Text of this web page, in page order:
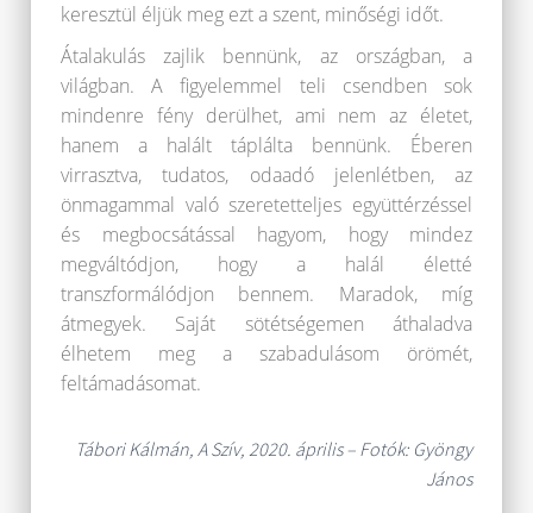
keresztül éljük meg ezt a szent, minőségi időt.
Átalakulás zajlik bennünk, az országban, a
világban. A figyelemmel teli csendben sok
mindenre fény derülhet, ami nem az életet,
hanem a halált táplálta bennünk. Éberen
virrasztva, tudatos, odaadó jelenlétben, az
önmagammal való szeretetteljes együttérzéssel
és megbocsátással hagyom, hogy mindez
megváltódjon, hogy a halál életté
transzformálódjon bennem. Maradok, míg
átmegyek. Saját sötétségemen áthaladva
élhetem meg a szabadulásom örömét,
feltámadásomat.
Tábori Kálmán, A Szív, 2020. április – Fotók: Gyöngy
János